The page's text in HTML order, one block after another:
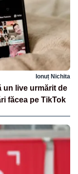
Ionuț Nichita
un live urmărit de
făcea pe TikTok